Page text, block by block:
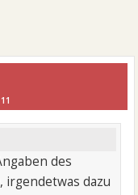
11
des
irgendetwas dazu